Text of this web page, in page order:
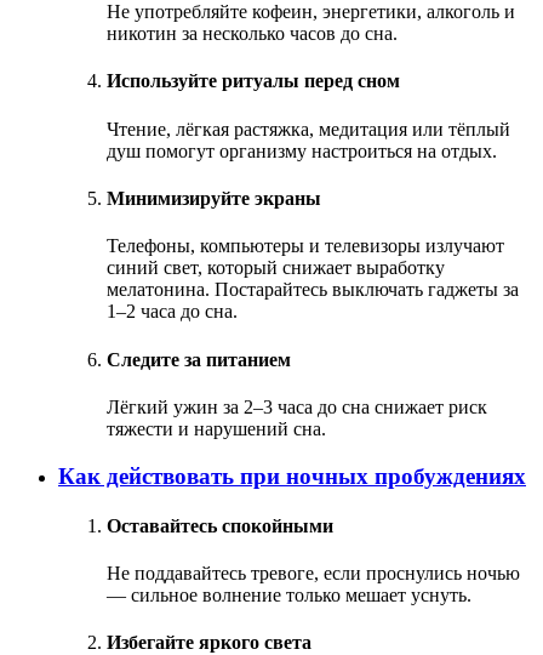
Не употребляйте кофеин, энергетики, алкоголь и
никотин за несколько часов до сна.
Используйте ритуалы перед сном
Чтение, лёгкая растяжка, медитация или тёплый
душ помогут организму настроиться на отдых.
Минимизируйте экраны
Телефоны, компьютеры и телевизоры излучают
синий свет, который снижает выработку
мелатонина. Постарайтесь выключать гаджеты за
1–2 часа до сна.
Следите за питанием
Лёгкий ужин за 2–3 часа до сна снижает риск
тяжести и нарушений сна.
Как действовать при ночных пробуждениях
Оставайтесь спокойными
Не поддавайтесь тревоге, если проснулись ночью
— сильное волнение только мешает уснуть.
Избегайте яркого света